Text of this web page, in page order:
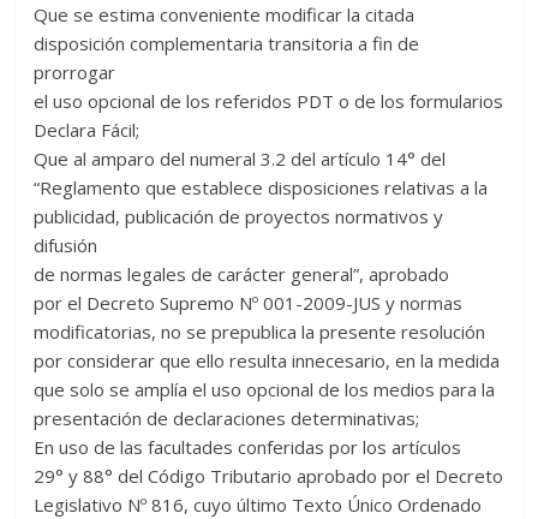
Que se estima conveniente modificar la citada
disposición complementaria transitoria a fin de
prorrogar
el uso opcional de los referidos PDT o de los formularios
Declara Fácil;
Que al amparo del numeral 3.2 del artículo 14° del
“Reglamento que establece disposiciones relativas a la
publicidad, publicación de proyectos normativos y
difusión
de normas legales de carácter general”, aprobado
por el Decreto Supremo Nº 001-2009-JUS y normas
modificatorias, no se prepublica la presente resolución
por considerar que ello resulta innecesario, en la medida
que solo se amplía el uso opcional de los medios para la
presentación de declaraciones determinativas;
En uso de las facultades conferidas por los artículos
29° y 88° del Código Tributario aprobado por el Decreto
Legislativo Nº 816, cuyo último Texto Único Ordenado